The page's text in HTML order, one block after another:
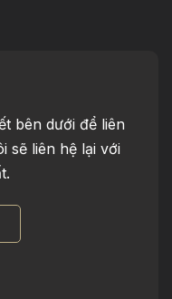
bên dưới để liên
sẽ liên hệ lại với